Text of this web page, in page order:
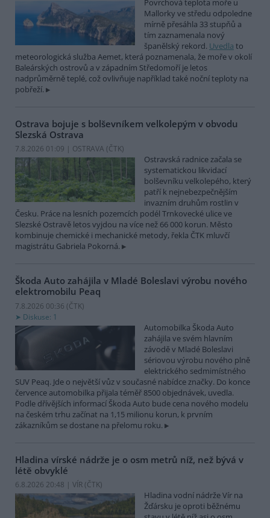
Povrchová teplota moře u
Mallorky ve středu odpoledne
mírně přesáhla 33 stupňů a
tím zaznamenala nový
španělský rekord. Uvedla to
meteorologická služba Aemet, která poznamenala, že moře v okolí
Baleárských ostrovů a v západním Středomoří je letos
nadprůměrně teplé, což ovlivňuje například také noční teploty na
pobřeží.
Ostrava bojuje s bolševníkem velkolepým v obvodu
Slezská Ostrava
7.8.2026 01:09 | OSTRAVA (ČTK)
Ostravská radnice začala se
systematickou likvidací
bolševníku velkolepého, který
patří k nejnebezpečnějším
invazním druhům rostlin v
Česku. Práce na lesních pozemcích podél Trnkovecké ulice ve
Slezské Ostravě letos vyjdou na více než 66 000 korun. Město
kombinuje chemické i mechanické metody, řekla ČTK mluvčí
magistrátu Gabriela Pokorná.
Škoda Auto zahájila v Mladé Boleslavi výrobu nového
elektromobilu Peaq
7.8.2026 00:36 (ČTK)
Diskuse: 1
Automobilka Škoda Auto
zahájila ve svém hlavním
závodě v Mladé Boleslavi
sériovou výrobu nového plně
elektrického sedmimístného
SUV Peaq. Jde o největší vůz v současné nabídce značky. Do konce
července automobilka přijala téměř 8500 objednávek, uvedla.
Podle dřívějších informací Škoda Auto bude cena nového modelu
na českém trhu začínat na 1,15 milionu korun, k prvním
zákazníkům se dostane na přelomu roku.
Hladina vírské nádrže je o osm metrů níž, než bývá v
létě obvyklé
6.8.2026 20:48 | VÍR (ČTK)
Hladina vodní nádrže Vír na
Žďársku je oproti běžnému